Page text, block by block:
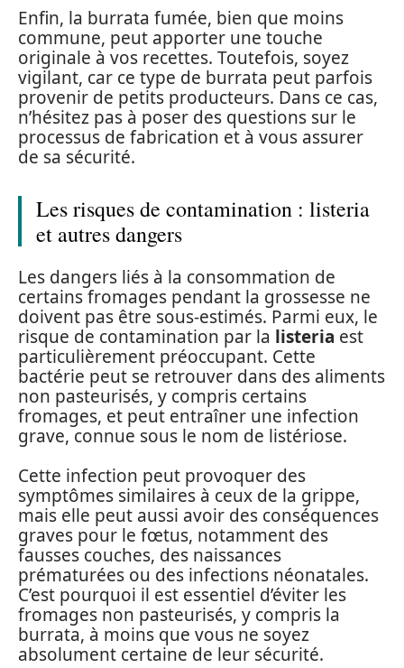
Enfin, la burrata fumée, bien que moins
commune, peut apporter une touche
originale à vos recettes. Toutefois, soyez
vigilant, car ce type de burrata peut parfois
provenir de petits producteurs. Dans ce cas,
n’hésitez pas à poser des questions sur le
processus de fabrication et à vous assurer
de sa sécurité.
Les risques de contamination : listeria
et autres dangers
Les dangers liés à la consommation de
certains fromages pendant la grossesse ne
doivent pas être sous-estimés. Parmi eux, le
risque de contamination par la listeria est
particulièrement préoccupant. Cette
bactérie peut se retrouver dans des aliments
non pasteurisés, y compris certains
fromages, et peut entraîner une infection
grave, connue sous le nom de listériose.
Cette infection peut provoquer des
symptômes similaires à ceux de la grippe,
mais elle peut aussi avoir des conséquences
graves pour le fœtus, notamment des
fausses couches, des naissances
prématurées ou des infections néonatales.
C’est pourquoi il est essentiel d’éviter les
fromages non pasteurisés, y compris la
burrata, à moins que vous ne soyez
absolument certaine de leur sécurité.